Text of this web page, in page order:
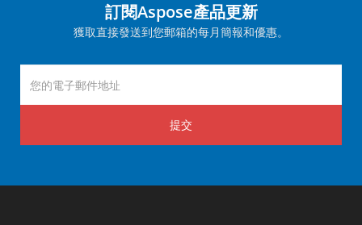
訂閱Aspose產品更新
獲取直接發送到您郵箱的每月簡報和優惠。
提交